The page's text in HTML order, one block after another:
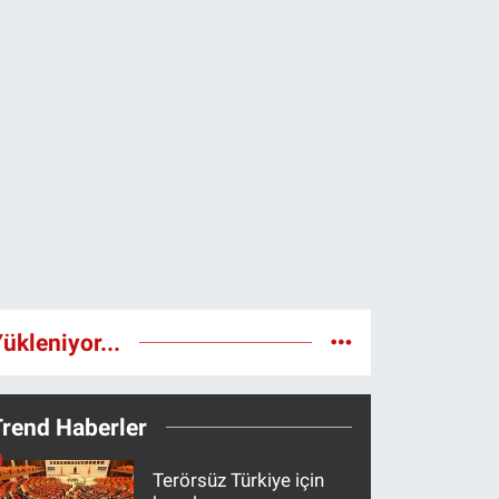
Haberler
Terörsüz Türkiye için